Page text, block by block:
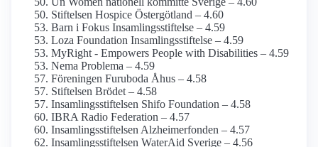
Stiftelsen Hospice Östergötland – 4.60
Barn i Fokus Insamlings­stiftelse – 4.59
Loza Foundation Insamlings­stiftelse – 4.59
MyRight - Empowers People with Disabilities – 4.59
Nema Problema – 4.59
Föreningen Furuboda Åhus – 4.58
Stiftelsen Brödet – 4.58
Insamlings­stiftelsen Shifo Foundation – 4.58
IBRA Radio Federation – 4.57
Insamlings­stiftelsen Alzheimer­fonden – 4.57
Insamlings­stiftelsen WaterAid Sverige – 4.56